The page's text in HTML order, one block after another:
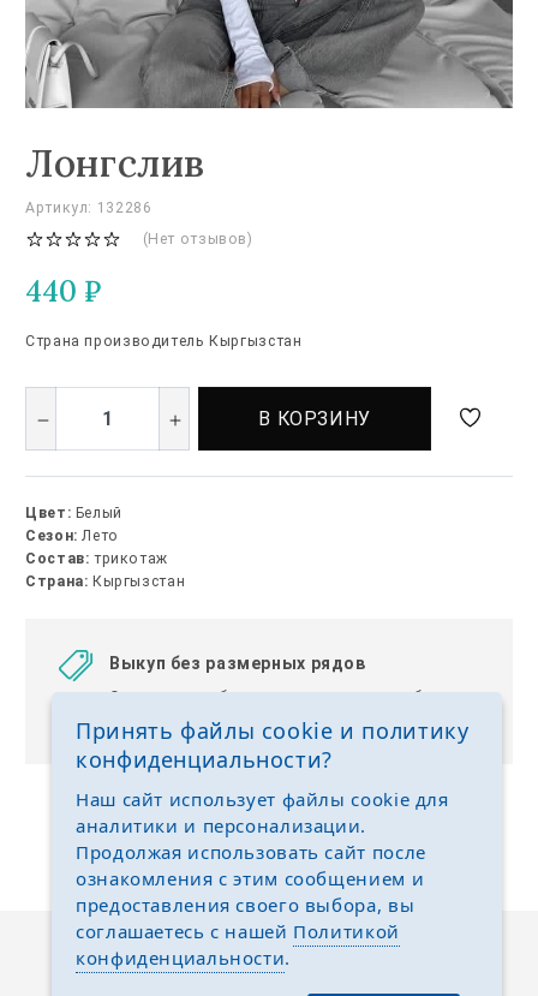
Лонгслив
Артикул: 132286
(Нет отзывов)
440 ₽
Страна производитель Кыргызстан
В КОРЗИНУ
Цвет: Белый
Сезон: Лето
Состав: трикотаж
Страна: Кыргызстан
Выкуп без размерных рядов
Отгружаем любые размеры одежды и обуви на
ваш выбор
Описание Отзывы
Принять файлы cookie и политику
конфиденциальности?
Наш сайт использует файлы cookie для
аналитики и персонализации.
Продолжая использовать сайт после
ознакомления с этим сообщением и
предоставления своего выбора, вы
соглашаетесь с нашей Политикой
конфиденциальности.